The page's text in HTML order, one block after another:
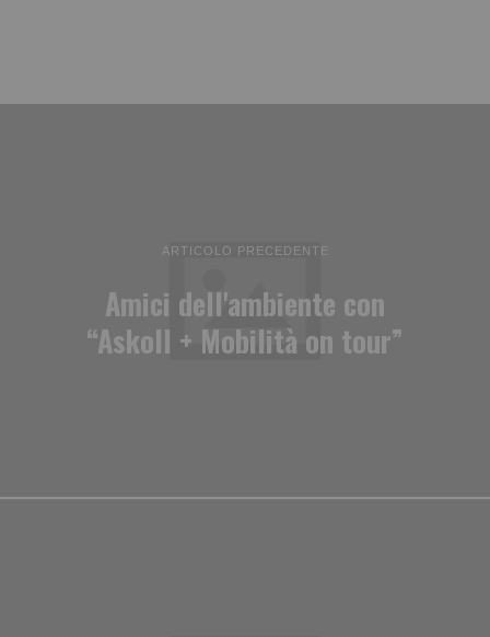
ARTICOLO PRECEDENTE
Amici dell'ambiente con
“Askoll + Mobilità on tour”